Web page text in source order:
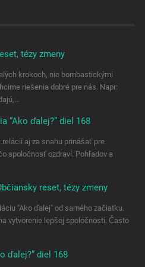
tézy zmeny
krokoch, nie bombastickými
riešenia dobré pre nás. Napr:
“Ako ďalej?” diel 168
aj za snahu prinášať pre
spoločnosť ozdraví. Pohľadov a
reset, tézy zmeny
"Ako ďalej" od samého začiatku.
vytvorenie lepšej spoločnosti. Často
ďalej?” diel 168